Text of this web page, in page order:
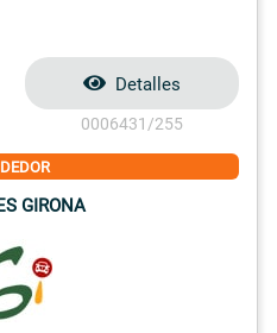
Detalles
0006431/255
GIRONA